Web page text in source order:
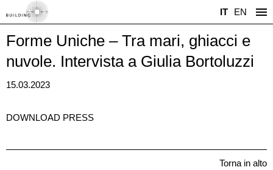
IT EN
Forme Uniche – Tra mari, ghiacci e
nuvole. Intervista a Giulia Bortoluzzi
15.03.2023
DOWNLOAD PRESS
Torna in alto